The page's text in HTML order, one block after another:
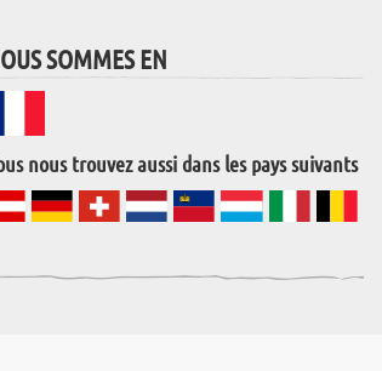
SOMMES EN
nous trouvez aussi dans les pays suivants